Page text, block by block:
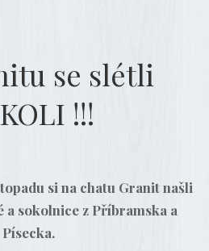
se slétli
!!!
si na chatu Granit našli
a sokolnice z Příbramska a
Písecka.